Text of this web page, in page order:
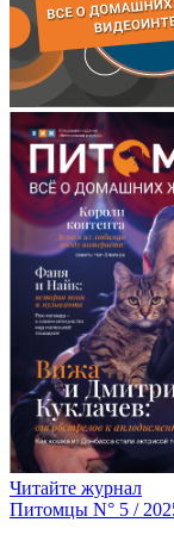
Читайте журнал
Питомцы N° 5 /